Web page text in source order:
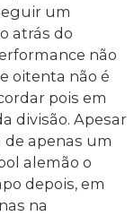
um
atrás do
não
oitenta não é
pois em
divisão. Apesar
apenas um
alemão o
depois, em
na